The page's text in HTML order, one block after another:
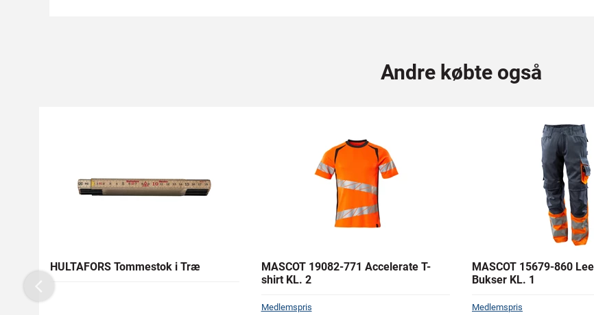
Andre købte også
HULTAFORS Tommestok i Træ
MASCOT 19082-771 Accelerate T-
shirt KL. 2
Medlemspris
MASCOT 15679-860
Bukser KL. 1
Medlemspris
Previous